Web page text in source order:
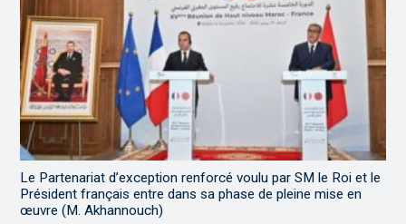
Le Partenariat d’exception renforcé voulu par SM le Roi et le
Président français entre dans sa phase de pleine mise en
œuvre (M. Akhannouch)